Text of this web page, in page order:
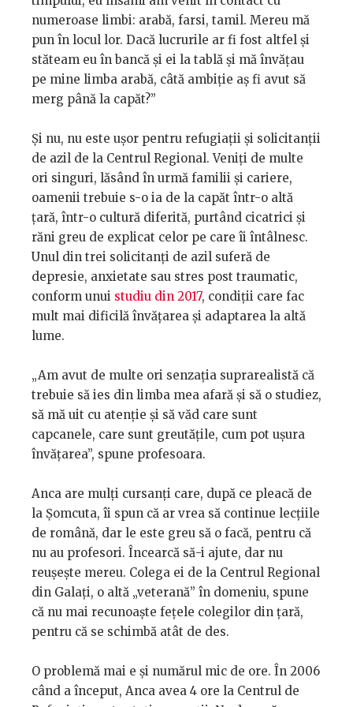
numeroase limbi: arabă, farsi, tamil. Mereu mă
pun în locul lor. Dacă lucrurile ar fi fost altfel și
stăteam eu în bancă și ei la tablă și mă învățau
pe mine limba arabă, câtă ambiție aș fi avut să
merg până la capăt?”
Și nu, nu este ușor pentru refugiații și solicitanții
de azil de la Centrul Regional. Veniți de multe
ori singuri, lăsând în urmă familii și cariere,
oamenii trebuie s-o ia de la capăt într-o altă
țară, într-o cultură diferită, purtând cicatrici și
răni greu de explicat celor pe care îi întâlnesc.
Unul din trei solicitanți de azil suferă de
depresie, anxietate sau stres post traumatic,
conform unui studiu din 2017, condiții care fac
mult mai dificilă învățarea și adaptarea la altă
lume.
„Am avut de multe ori senzația suprarealistă că
trebuie să ies din limba mea afară și să o studiez,
să mă uit cu atenție și să văd care sunt
capcanele, care sunt greutățile, cum pot ușura
învățarea”, spune profesoara.
Anca are mulți cursanți care, după ce pleacă de
la Șomcuta, îi spun că ar vrea să continue lecțiile
de română, dar le este greu să o facă, pentru că
nu au profesori. Încearcă să-i ajute, dar nu
reușește mereu. Colega ei de la Centrul Regional
din Galați, o altă „veterană” în domeniu, spune
că nu mai recunoaște fețele colegilor din țară,
pentru că se schimbă atât de des.
O problemă mai e și numărul mic de ore. În 2006
când a început, Anca avea 4 ore la Centrul de